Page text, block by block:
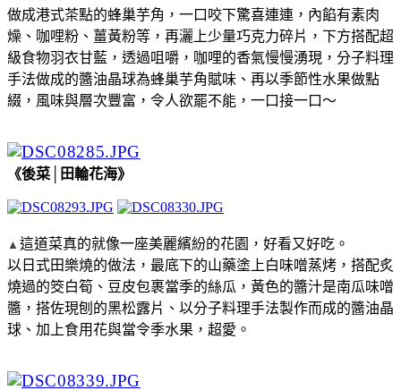
做成港式茶點的蜂巢芋角，一口咬下驚喜連連，內餡有素肉
燥、咖哩粉、薑黃粉等，再灑上少量巧克力碎片，下方搭配超
級食物羽衣甘藍，透過咀嚼，咖哩的香氣慢慢湧現，分子料理
手法做成的醬油晶球為蜂巢芋角賦味、再以季節性水果做點
綴，風味與層次豐富，令人欲罷不能，一口接一口～
《後菜│田輪花海》
▲ 這道菜真的就像一座美麗繽紛的花園，好看又好吃。
以日式田樂燒的做法，最底下的山藥塗上白味噌蒸烤，搭配炙
燒過的筊白筍、豆皮包裹當季的絲瓜，黃色的醬汁是南瓜味噌
醬，搭佐現刨的黑松露片、以分子料理手法製作而成的醬油晶
球、加上食用花與當令季水果，超愛。